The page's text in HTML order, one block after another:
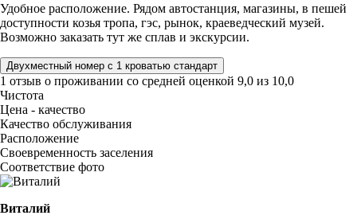
Удобное расположение. Рядом автостанция, магазины, в пешей
доступности козья тропа, гэс, рынок, краеведческий музей.
Возможно заказать тут же сплав и экскурсии.
Двухместный номер с 1 кроватью стандарт
1 отзыв о проживании со средней оценкой 9,0 из 10,0
Чистота
Цена - качество
Качество обслуживания
Расположение
Своевременность заселения
Соответствие фото
Виталий